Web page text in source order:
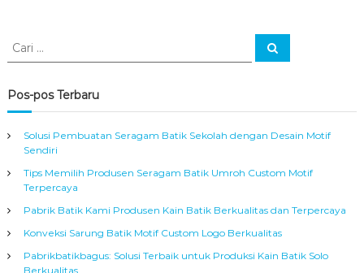
a
h
a
S
b
o
I
C
:
C
Pos-pos Terbaru
Solusi Pembuatan Seragam Batik Sekolah dengan Desain Motif
Sendiri
Tips Memilih Produsen Seragam Batik Umroh Custom Motif
Terpercaya
Pabrik Batik Kami Produsen Kain Batik Berkualitas dan Terpercaya
Konveksi Sarung Batik Motif Custom Logo Berkualitas
Pabrikbatikbagus: Solusi Terbaik untuk Produksi Kain Batik Solo
Berkualitas